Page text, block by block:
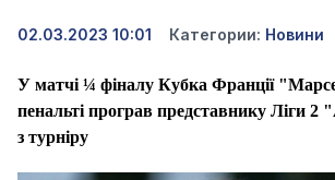
02.03.2023 10:01 Категории: Новини
У матчі ¼ фіналу Кубка Франції
пенальті програв представнику Ліги 2
з турніру